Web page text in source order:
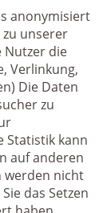
anonymisiert
zu unserer
Nutzer die
Verlinkung,
Die Daten
zu
Statistik kann
auf anderen
werden nicht
das Setzen